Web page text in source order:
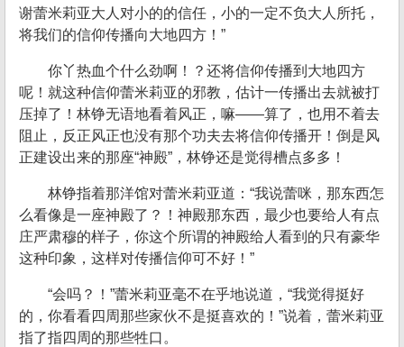
谢蕾米莉亚大人对小的的信任，小的一定不负大人所托，
将我们的信仰传播向大地四方！”
你丫热血个什么劲啊！？还将信仰传播到大地四方
呢！就这种信仰蕾米莉亚的邪教，估计一传播出去就被打
压掉了！林铮无语地看着风正，嘛——算了，也用不着去
阻止，反正风正也没有那个功夫去将信仰传播开！倒是风
正建设出来的那座“神殿”，林铮还是觉得槽点多多！
林铮指着那洋馆对蕾米莉亚道：“我说蕾咪，那东西怎
么看像是一座神殿了？！神殿那东西，最少也要给人有点
庄严肃穆的样子，你这个所谓的神殿给人看到的只有豪华
这种印象，这样对传播信仰可不好！”
“会吗？！”蕾米莉亚毫不在乎地说道，“我觉得挺好
的，你看看四周那些家伙不是挺喜欢的！”说着，蕾米莉亚
指了指四周的那些牲口。